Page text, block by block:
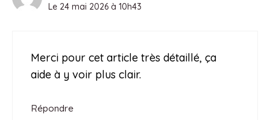
Le 24 mai 2026 à 10h43
Merci pour cet article très détaillé, ça
aide à y voir plus clair.
Répondre